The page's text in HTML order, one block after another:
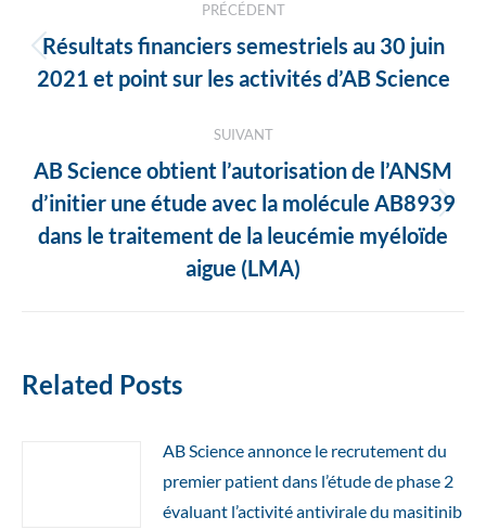
des
articles
PRÉCÉDENT
Article
précédent
Résultats financiers semestriels au 30 juin
2021 et point sur les activités d’AB Science
SUIVANT
Article
suivant
:
AB Science obtient l’autorisation de l’ANSM
d’initier une étude avec la molécule AB8939
dans le traitement de la leucémie myéloïde
aigue (LMA)
Related Posts
AB Science annonce le recrutement du
premier patient dans l’étude de phase 2
évaluant l’activité antivirale du masitinib